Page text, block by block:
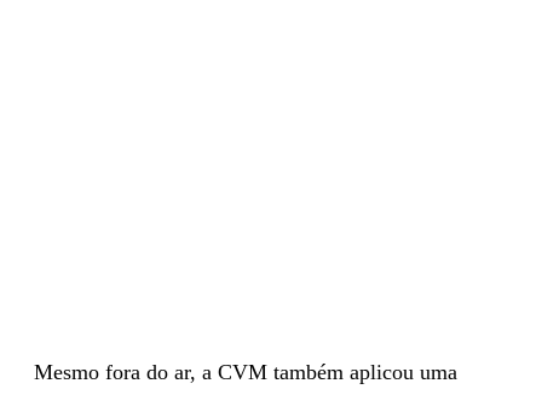
Mesmo fora do ar, a CVM também aplicou uma